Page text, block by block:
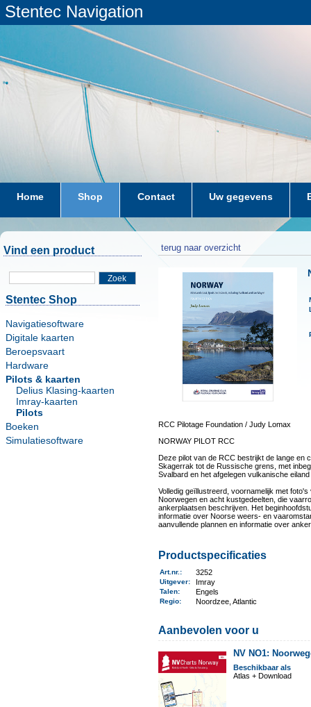
Stentec Navigation
Home Shop Contact Uw gegevens
Vind een product
Zoek
Stentec Shop
Navigatiesoftware
Digitale kaarten
Beroepsvaart
Hardware
Pilots & kaarten
Delius Klasing-kaarten
Imray-kaarten
Pilots
Boeken
Simulatiesoftware
terug naar overzicht
RCC Pilotage Foundation / Judy Lomax
NORWAY PILOT RCC
Deze pilot van de RCC bestrijkt de lange en
Skagerrak tot de Russische grens, met
Svalbard en het afgelegen vulkanische
Volledig geïllustreerd, voornamelijk met
Noorwegen en acht kustgedeelten, die
ankerplaatsen beschrijven. Het
informatie over Noorse weers- en
aanvullende plannen en informatie over
Productspecificaties
Art.nr. : 3252
Uitgever: Imray
Talen: Engels
Regio: Noordzee, Atlantic
Aanbevolen voor u
NV NO1:
Beschikbaar als
Atlas + Download